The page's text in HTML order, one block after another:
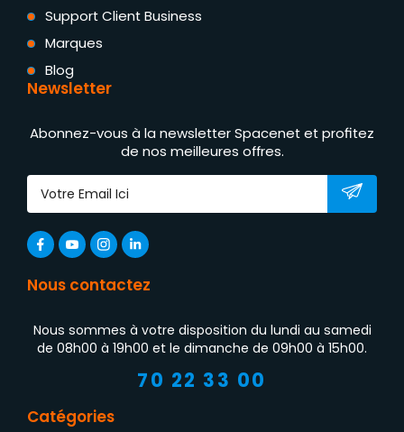
Support Client Business
Marques
Blog
Newsletter
Abonnez-vous à la newsletter Spacenet et profitez
de nos meilleures offres.
Nous contactez
Nous sommes à votre disposition du lundi au samedi
de 08h00 à 19h00 et le dimanche de 09h00 à 15h00.
70 22 33 00
Catégories